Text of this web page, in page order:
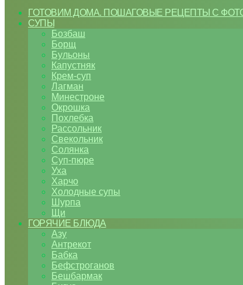
ГОТОВИМ ДОМА. ПОШАГОВЫЕ РЕЦЕПТЫ С
СУПЫ
Бозбаш
Борщ
Бульоны
Капустняк
Крем-суп
Лагман
Минестроне
Окрошка
Похлебка
Рассольник
Свекольник
Солянка
Суп-пюре
Уха
Харчо
Холодные супы
Шурпа
Щи
ГОРЯЧИЕ БЛЮДА
Азу
Антрекот
Бабка
Бефстроганов
Бешбармак